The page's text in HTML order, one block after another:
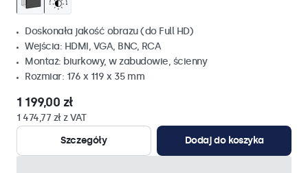
Doskonała jakość obrazu (do Full HD)
Wejścia: HDMI, VGA, BNC, RCA
Montaż: biurkowy, w zabudowie, ścienny
Rozmiar: 176 x 119 x 35 mm
1 199,00 zł
1 474,77 zł z VAT
Szczegóły
Dodaj do koszyka